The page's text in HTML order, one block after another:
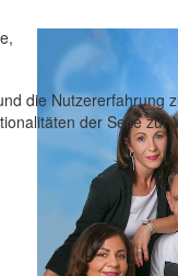
die Nutzererfahrung
der Seite zur